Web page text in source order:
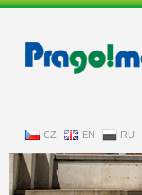
Pragoimex
CZ EN RU